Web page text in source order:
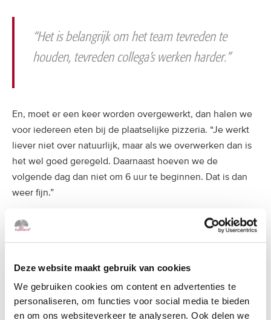
Deze website maakt gebruik van cookies
We gebruiken cookies om content en advertenties te
personaliseren, om functies voor social media te bieden
en om ons websiteverkeer te analyseren. Ook delen we
“Het is belangrijk om het team tevreden te
houden, tevreden collega’s werken harder.”
En, moet er een keer worden overgewerkt, dan halen we
voor iedereen eten bij de plaatselijke pizzeria. “Je werkt
liever niet over natuurlijk, maar als we overwerken dan is
het wel goed geregeld. Daarnaast hoeven we de
volgende dag dan niet om 6 uur te beginnen. Dat is dan
weer fijn.”
Werkplezier
Het leukste aan zijn werk als meewerkend voorman vindt
kunnen leren en zich daardoor heeft opgewerkt tot
meewerkend voorman. Hij heeft kansen gekregen om